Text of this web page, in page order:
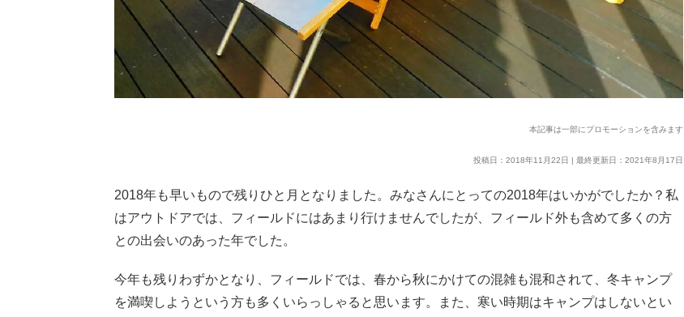
本記事は一部にプロモーションを含みます
投稿日：2018年11月22日 | 最終更新日：2021年8月17日
2018年も早いもので残りひと月となりました。みなさんにとっての2018年はいかがでしたか？私
はアウトドアでは、フィールドにはあまり行けませんでしたが、フィールド外も含めて多くの方
との出会いのあった年でした。
今年も残りわずかとなり、フィールドでは、春から秋にかけての混雑も混和されて、冬キャンプ
を満喫しようという方も多くいらっしゃると思います。また、寒い時期はキャンプはしないとい